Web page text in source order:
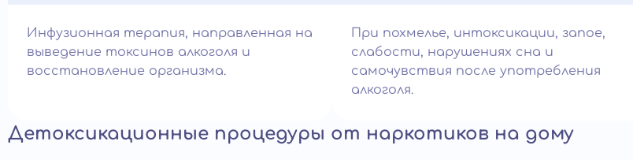
Инфузионная терапия, направленная на
выведение токсинов алкоголя и
восстановление организма.
При похмелье, интоксикации, запое,
слабости, нарушениях сна и
самочувствия после употребления
алкоголя.
Детоксикационные процедуры от наркотиков на дому